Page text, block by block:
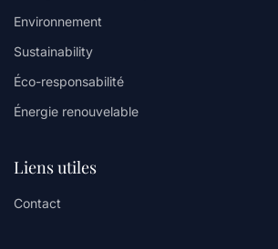
Environnement
Sustainability
Éco-responsabilité
Énergie renouvelable
Liens utiles
Contact